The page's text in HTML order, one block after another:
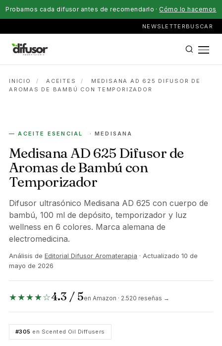
Probamos cada difusor antes de recomendarlo · Cómo lo hacemos
NEWSLETTER BUSCAR
INICIO / ACEITES /
MEDISANA AD 625 DIFUSOR DE
AROMAS DE BAMBÚ CON TEMPORIZADOR
— ACEITE ESENCIAL · MEDISANA
Medisana AD 625 Difusor de
Aromas de Bambú con
Temporizador
Difusor ultrasónico Medisana AD 625 con cuerpo de
bambú, 100 ml de depósito, temporizador y luz
wellness en 6 colores. Marca alemana de
electromedicina.
Análisis de Editorial Difusor Aromaterapia · Actualizado 10 de
mayo de 2026
★★★★☆4.3 / 5en Amazon · 2.520 reseñas →
#305 en Scented Oil Diffusers